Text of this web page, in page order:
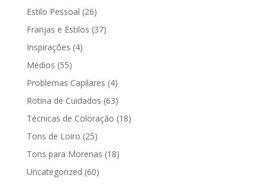
Estilo Pessoal (26)
Franjas e Estilos (37)
Inspirações (4)
Médios (55)
Problemas Capilares (4)
Rotina de Cuidados (63)
Técnicas de Coloração (18)
Tons de Loiro (25)
Tons para Morenas (18)
Uncategorized (60)